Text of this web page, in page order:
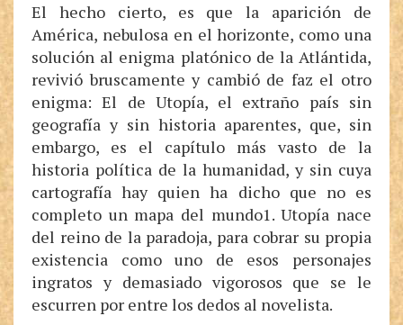
El hecho cierto, es que la aparición de
América, nebulosa en el horizonte, como una
solución al enigma platónico de la Atlántida,
revivió bruscamente y cambió de faz el otro
enigma: El de Utopía, el extraño país sin
geografía y sin historia aparentes, que, sin
embargo, es el capítulo más vasto de la
historia política de la humanidad, y sin cuya
cartografía hay quien ha dicho que no es
completo un mapa del mundo1. Utopía nace
del reino de la paradoja, para cobrar su propia
existencia como uno de esos personajes
ingratos y demasiado vigorosos que se le
escurren por entre los dedos al novelista.